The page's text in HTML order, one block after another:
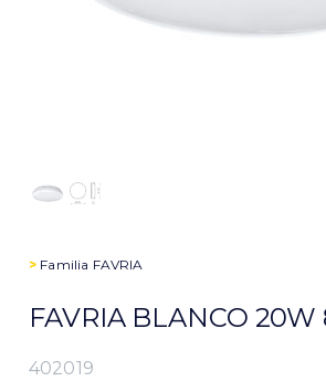
> Familia FAVRIA
FAVRIA BLANCO
402019